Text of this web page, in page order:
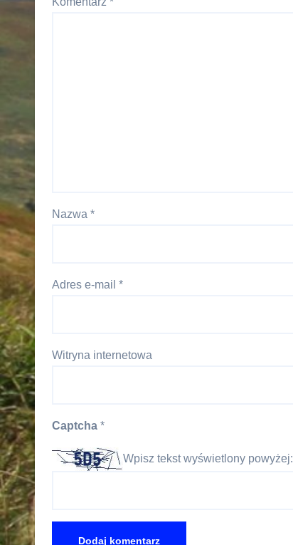
Nazwa *
Adres e-mail *
Witryna internetowa
Captcha *
Wpisz tekst wyświetlony powyżej: